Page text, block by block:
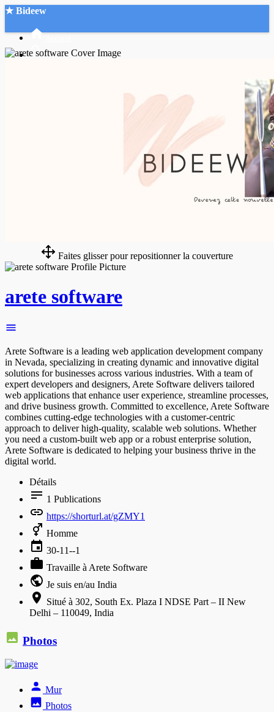
★ Bideew
Faites glisser pour repositionner la couverture
arete software
Arete Software is a leading web application development company
in Nevada, specializing in creating dynamic and innovative digital
solutions for businesses across various industries. With a team of
expert developers and designers, Arete Software delivers tailored
web applications that enhance user experience, streamline processes,
and drive business growth. Committed to excellence, Arete Software
combines cutting-edge technologies with a customer-centric
approach to deliver high-quality, scalable web solutions. Whether
you need a custom-built web app or a robust enterprise solution,
Arete Software is dedicated to helping your business thrive in the
digital world.
Détails
1 Publications
https://shorturl.at/gZMY1
Homme
30-11--1
Travaille à Arete Software
Je suis en/au India
Situé à 302, South Ex. Plaza I NDSE Part – II New
Delhi – 110049, India
Photos
Mur
Photos